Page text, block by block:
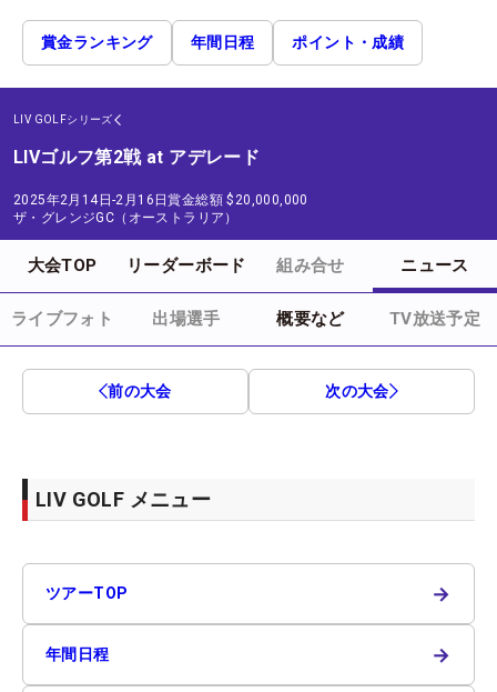
賞金ランキング 年間日程 ポイント・成績
LIV GOLFシリーズ
LIVゴルフ第2戦 at アデレード
2025年2月14日-2月16日賞金総額 $20,000,000
ザ・グレンジGC（オーストラリア）
大会TOP リーダーボード 組み合せ ニュース
ライブフォト 出場選手 概要など TV放送予定
前の大会 次の大会
LIV GOLF メニュー
ツアーTOP →
年間日程 →